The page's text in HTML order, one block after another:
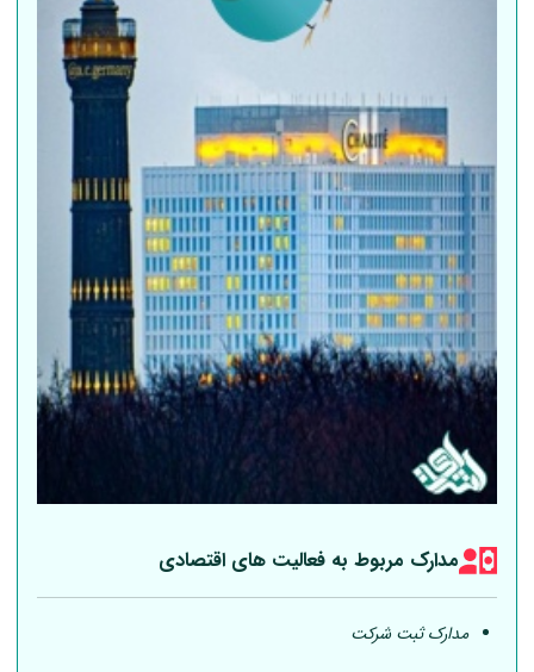
مدارک مربوط به فعالیت های اقتصادی
مدارک ثبت شرکت